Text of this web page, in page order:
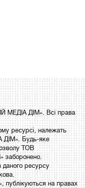
ДІМ». Всі права
ресурсі, належать
Будь-яке
ТОВ
даного ресурсу
публікуються на правах